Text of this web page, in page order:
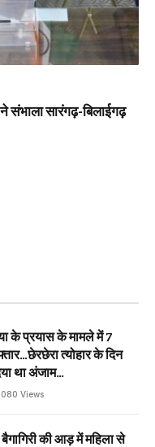
संभाला सारंगढ़-बिलाईगढ़
के प्रयास के मामले में 7
त्योहार के दिन
था अंजाम…
Views
की आड़ में महिला से